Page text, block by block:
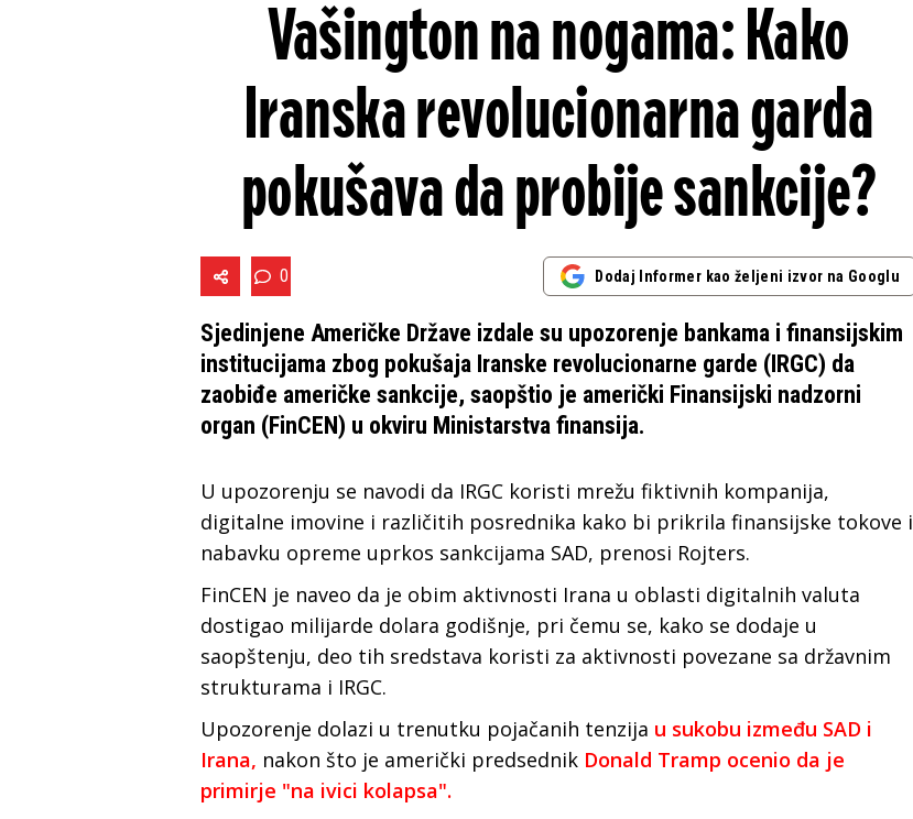
Vašington na nogama: Kako
Iranska revolucionarna garda
pokušava da probije sankcije?
0 Dodaj Informer kao željeni izvor na Googlu
Sjedinjene Američke Države izdale su upozorenje bankama i finansijskim
institucijama zbog pokušaja Iranske revolucionarne garde (IRGC) da
zaobiđe američke sankcije, saopštio je američki Finansijski nadzorni
organ (FinCEN) u okviru Ministarstva finansija.
U upozorenju se navodi da IRGC koristi mrežu fiktivnih kompanija,
digitalne imovine i različitih posrednika kako bi prikrila finansijske tokove i
nabavku opreme uprkos sankcijama SAD, prenosi Rojters.
FinCEN je naveo da je obim aktivnosti Irana u oblasti digitalnih valuta
dostigao milijarde dolara godišnje, pri čemu se, kako se dodaje u
saopštenju, deo tih sredstava koristi za aktivnosti povezane sa državnim
strukturama i IRGC.
Upozorenje dolazi u trenutku pojačanih tenzija u sukobu između SAD i
Irana, nakon što je američki predsednik Donald Tramp ocenio da je
primirje "na ivici kolapsa".